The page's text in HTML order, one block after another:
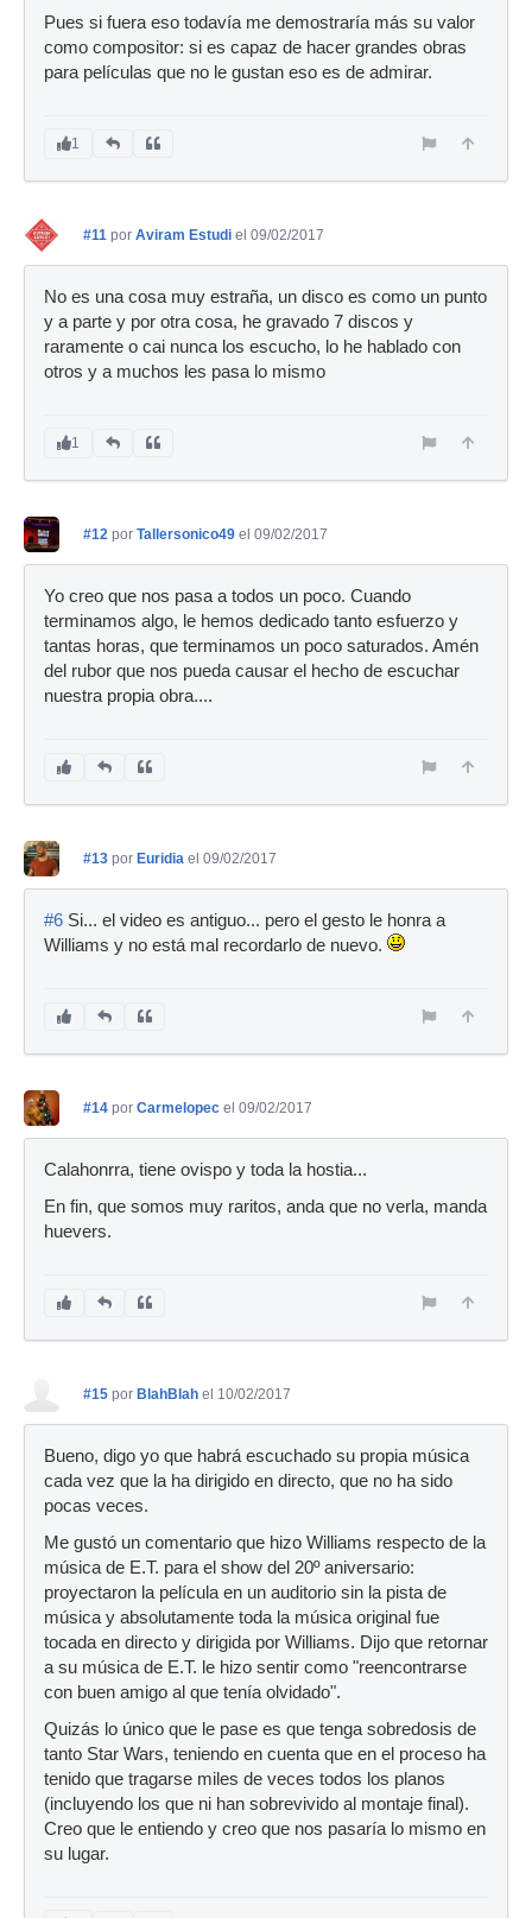
Pues si fuera eso todavía me demostraría más su valor
como compositor: si es capaz de hacer grandes obras
para películas que no le gustan eso es de admirar.
1
#11 por Aviram Estudi el 09/02/2017
No es una cosa muy estraña, un disco es como un punto
y a parte y por otra cosa, he gravado 7 discos y
raramente o cai nunca los escucho, lo he hablado con
otros y a muchos les pasa lo mismo
1
#12 por Tallersonico49 el 09/02/2017
Yo creo que nos pasa a todos un poco. Cuando
terminamos algo, le hemos dedicado tanto esfuerzo y
tantas horas, que terminamos un poco saturados. Amén
del rubor que nos pueda causar el hecho de escuchar
nuestra propia obra....
#13 por Euridia el 09/02/2017
#6 Si... el video es antiguo... pero el gesto le honra a
Williams y no está mal recordarlo de nuevo.
#14 por Carmelopec el 09/02/2017
Calahonrra, tiene ovispo y toda la hostia...
En fin, que somos muy raritos, anda que no verla, manda
huevers.
#15 por BlahBlah el 10/02/2017
Bueno, digo yo que habrá escuchado su propia música
cada vez que la ha dirigido en directo, que no ha sido
pocas veces.
Me gustó un comentario que hizo Williams respecto de la
música de E.T. para el show del 20º aniversario:
proyectaron la película en un auditorio sin la pista de
música y absolutamente toda la música original fue
tocada en directo y dirigida por Williams. Dijo que retornar
a su música de E.T. le hizo sentir como "reencontrarse
con buen amigo al que tenía olvidado".
Quizás lo único que le pase es que tenga sobredosis de
tanto Star Wars, teniendo en cuenta que en el proceso ha
tenido que tragarse miles de veces todos los planos
(incluyendo los que ni han sobrevivido al montaje final).
Creo que le entiendo y creo que nos pasaría lo mismo en
su lugar.